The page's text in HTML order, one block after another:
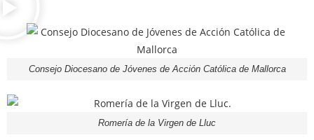
Consejo Diocesano de Jóvenes de Acción Católica de Mallorca
Romería de la Virgen de Lluc